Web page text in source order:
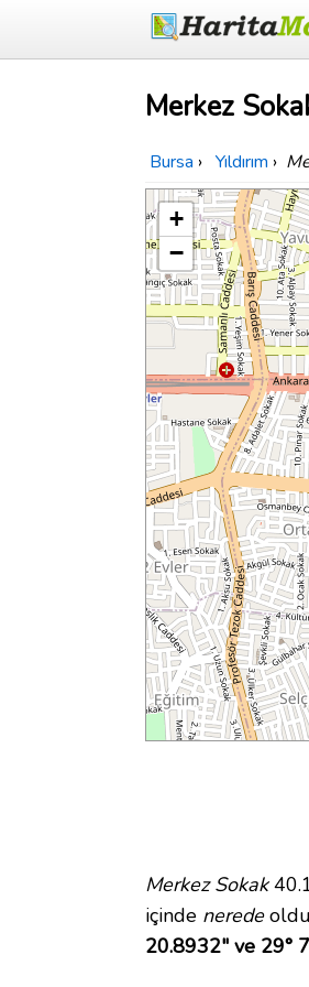
Merkez
Bursa › Yıldırım ›
+
−
Merkez Sokak
içinde nerede
20.8932" ve 29°